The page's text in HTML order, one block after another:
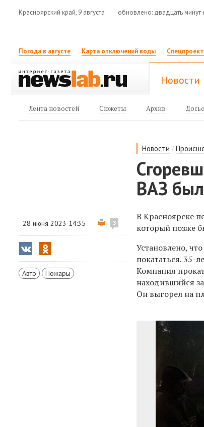
Красноярский край, 9 августа обновлено: двадцать минут
Погода в августе Карта отключений воды
Новости
Лента новостей Сюжеты Архив Досье
Новости /
ВАЗ
28 июня 2023 14:35 3
Авто Пожары
В Красноярске
который позже
Установлено,
покататься. 35-
Компания
находившийся
Он выгорел на